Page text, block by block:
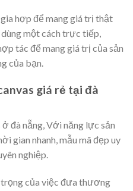
hợp để mang giá trị thật
một cách trực tiếp,
tác để mang giá trị của sản
của bạn.
giá rẻ tại đà
đà nẵng, Với năng lực sản
gian nhanh, mẫu mã đẹp uy
nghiệp.
của việc đưa thương